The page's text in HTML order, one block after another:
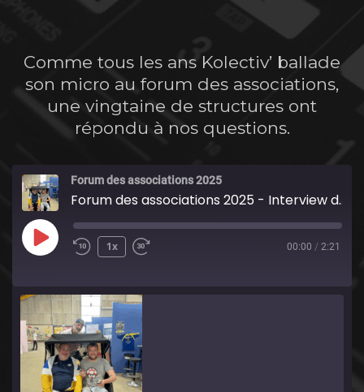
Comme tous les ans Kolectiv’ ballade
son micro au forum des associations,
une vingtaine de structures ont
répondu à nos questions.
Forum des associations 2025
Forum des associations 2025 - Interview de l'association Tesserakt
Play
1x 00:00 / 2:21